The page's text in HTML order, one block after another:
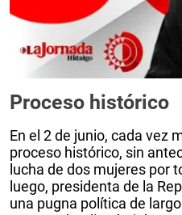
Proceso histórico
En el 2 de junio, cada vez
proceso histórico, sin
lucha de dos mujeres por
luego, presidenta de la
una pugna política de